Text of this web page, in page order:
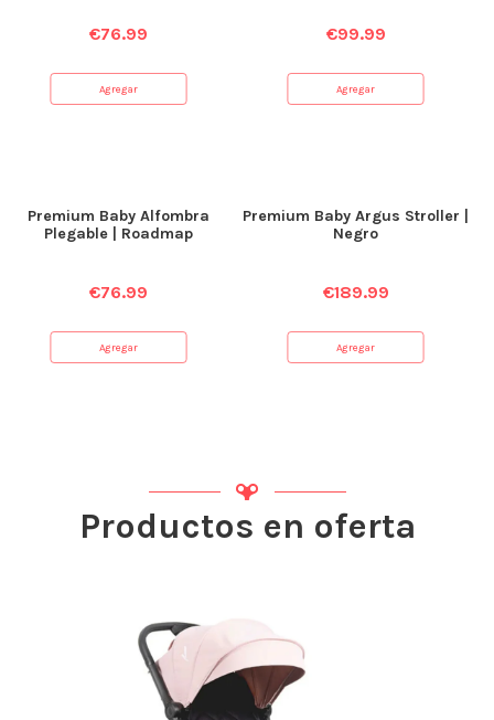
€76.99
Agregar
€99.99
Agregar
Premium Baby Alfombra
Plegable | Roadmap
€76.99
Agregar
Premium Baby Argus Stroller |
Negro
€189.99
Agregar
Productos en oferta